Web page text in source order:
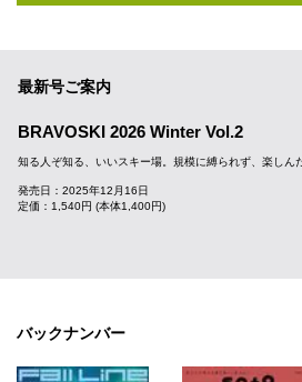
最新号ご案内
BRAVOSKI 2026 Winter Vol.2
知る人ぞ知る、いいスキー場。規模に縛られず、楽しん
発売日：2025年12月16日
定価：1,540円 (本体1,400円)
バックナンバー